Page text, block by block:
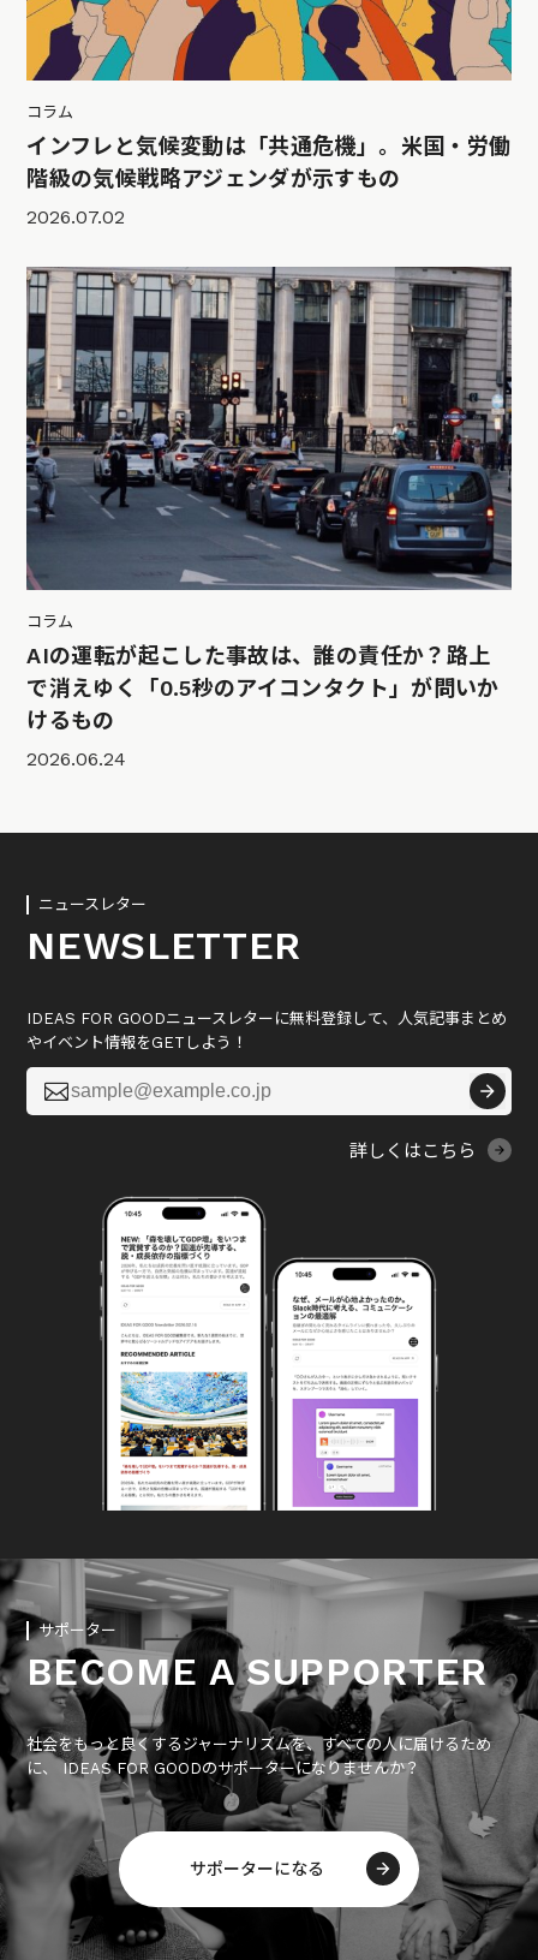
コラム
インフレと気候変動は「共通危機」。米国・労働
階級の気候戦略アジェンダが示すもの
2026.07.02
コラム
AIの運転が起こした事故は、誰の責任か？路上
で消えゆく「0.5秒のアイコンタクト」が問いか
けるもの
2026.06.24
ニュースレター
NEWSLETTER
IDEAS FOR GOODニュースレターに無料登録して、人気記事まとめ
やイベント情報をGETしよう！

詳しくはこちら
サポーター
BECOME A SUPPORTER
社会をもっと良くするジャーナリズムを、すべての人に届けるため
に、 IDEAS FOR GOODのサポーターになりませんか？
サポーターになる